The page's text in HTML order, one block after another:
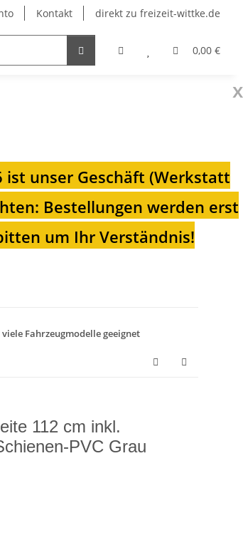
Kontakt direkt zu freizeit-wittke.de
0,00 €
Heizungen für Ihren
x
unser Geschäft (Werkstatt
Bestellungen werden erst
um Ihr Verständnis!
Fahrzeugmodelle geeignet
112 cm inkl.
PVC Grau